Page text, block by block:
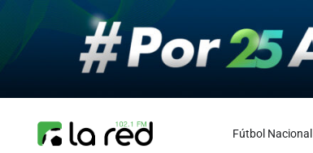
Fútbol Nacional